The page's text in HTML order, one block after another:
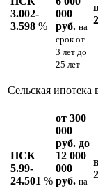
3.002-
3.598 %
000
руб. на
срокот
3 лет до
25 лет
Сельская ипотека
ПСК
5.99-
24.501 %
от 300
000
руб. до
12 000
000
руб. на